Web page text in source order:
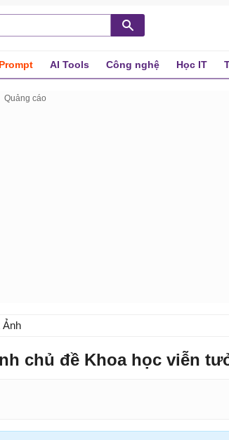
Prompt AI Tools Công nghệ Học IT
Ảnh
chủ đề Khoa học viễn